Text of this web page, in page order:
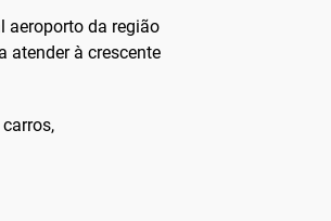
aeroporto da região
atender à crescente